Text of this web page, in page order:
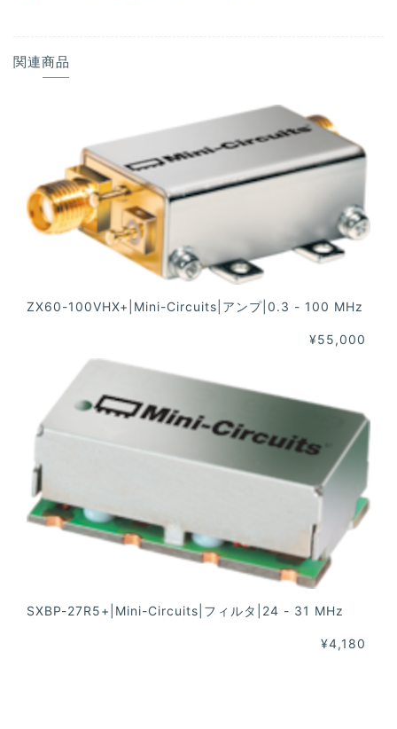
関連商品
ZX60-100VHX+|Mini-Circuits|アンプ|0.3 - 100 MHz
¥55,000
SXBP-27R5+|Mini-Circuits|フィルタ|24 - 31 MHz
¥4,180